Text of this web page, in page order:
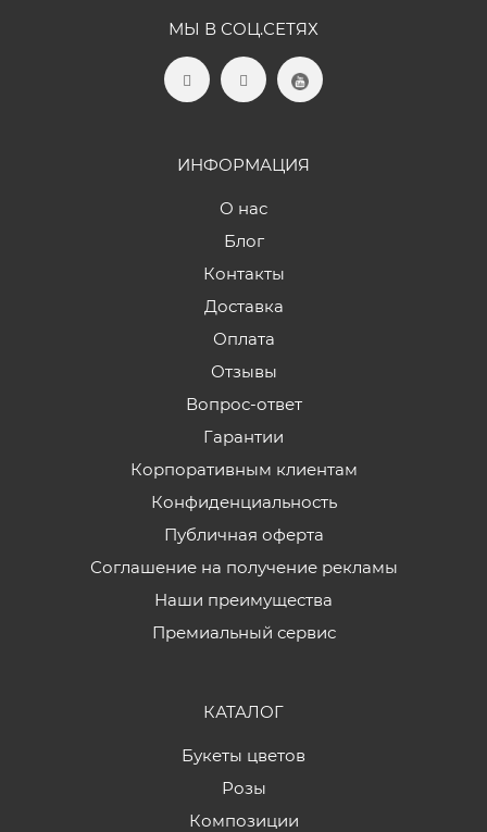
МЫ В СОЦ.СЕТЯХ
ИНФОРМАЦИЯ
О нас
Блог
Контакты
Доставка
Оплата
Отзывы
Вопрос-ответ
Гарантии
Корпоративным клиентам
Конфиденциальность
Публичная оферта
Соглашение на получение рекламы
Наши преимущества
Премиальный сервис
КАТАЛОГ
Букеты цветов
Розы
Композиции